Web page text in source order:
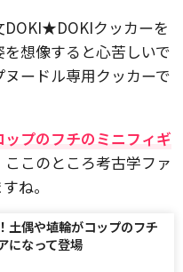
DOKI★DOKIクッカーを
想像すると心苦しいで
ードル専用クッカーで
プのフチのミニフィギ
このところ考古学ファ
ね。
土偶や埴輪がコップのフチ
になって登場